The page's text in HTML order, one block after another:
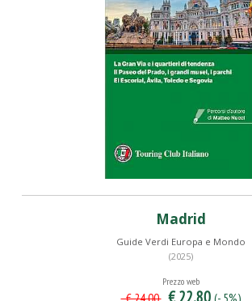
Madrid
Guide Verdi Europa e Mondo
(2025)
Prezzo web
€ 22,80 (- 5%)